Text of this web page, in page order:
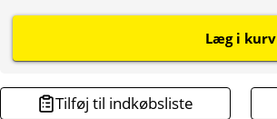
Læg i kurv
Tilføj til indkøbsliste